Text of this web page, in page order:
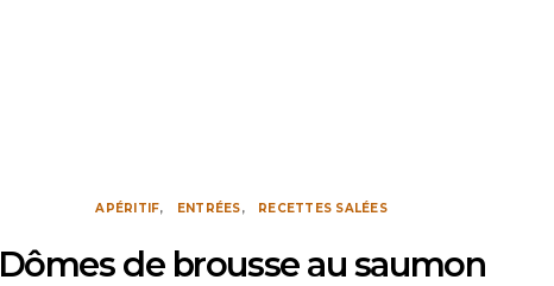
APÉRITIF ENTRÉES RECETTES SALÉES
Dômes de brousse au saumon